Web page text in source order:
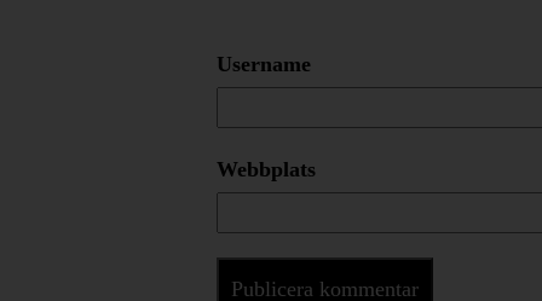
Username
Webbplats